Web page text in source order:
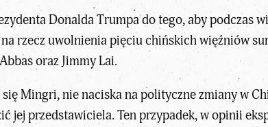
Donalda Trumpa do tego, aby podczas
rzecz uwolnienia pięciu chińskich więźniów
oraz Jimmy Lai.
Mingri, nie naciska na polityczne zmiany w
jej przedstawiciela. Ten przypadek, w opinii